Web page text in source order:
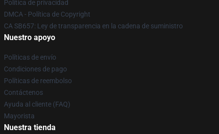
Política de privacidad
DMCA - Política de Copyright
CA SB657: Ley de transparencia en la cadena de suministro
Nuestro apoyo
Políticas de envío
Condiciones de pago
Políticas de reembolso
Contáctenos
Ayuda al cliente (FAQ)
Mayorista
Nuestra tienda